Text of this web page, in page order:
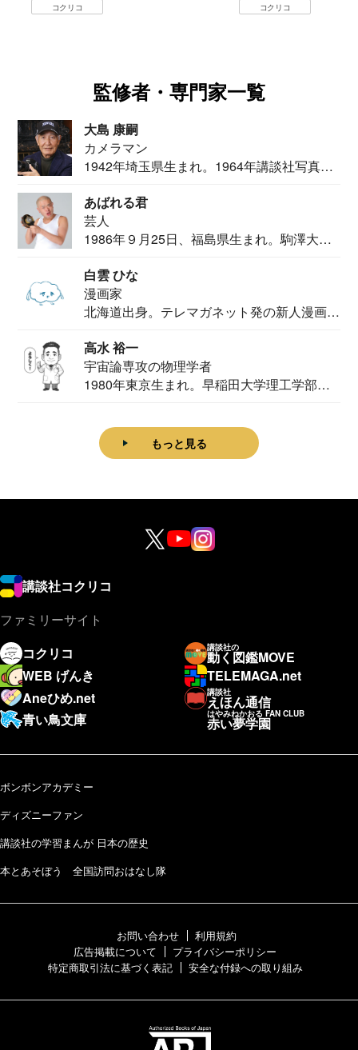
コクリコ コクリコ
監修者・専門家一覧
大島 康嗣
カメラマン
1942年埼玉県生まれ。1964年講談社写真部
あばれる君
芸人
1986年９月25日、福島県生まれ。駒澤大学
白雲 ひな
漫画家
北海道出身。テレマガネット発の新人漫画
高水 裕一
宇宙論専攻の物理学者
1980年東京生まれ。早稲田大学理工学部物
もっと見る
講談社コクリコ
ファミリーサイト
コクリコ
講談社の
動く図鑑MOVE
WEB げんき
TELEMAGA.net
Aneひめ.net
講談社
えほん通信
青い鳥文庫
はやみねかおる FAN CLUB
赤い夢学園
ボンボンアカデミー
ディズニーファン
講談社の学習まんが 日本の歴史
本とあそぼう 全国訪問おはなし隊
お問い合わせ
利用規約
広告掲載について
プライバシーポリシー
特定商取引法に基づく表記
安全な付録への取り組み